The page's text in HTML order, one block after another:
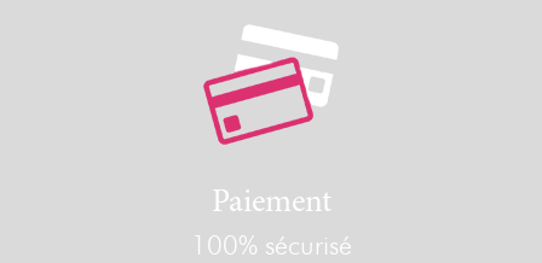
Paiement
100% sécurisé